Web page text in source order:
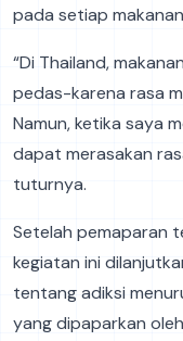
pada setiap
“Di Thailand,
pedas-karena rasa
Namun, ketika saya
dapat merasakan
tuturnya.
Setelah pemaparan
kegiatan ini
tentang adiksi
yang dipaparkan